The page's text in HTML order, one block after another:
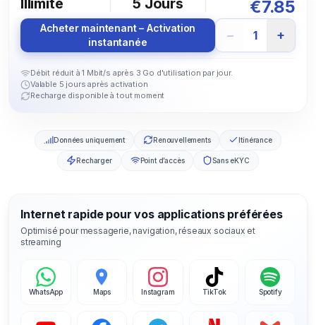
Illimité 5 Jours €7.85
Acheter maintenant – Activation
instantanée
− 1 +
Débit réduit à 1 Mbit/s après 3 Go d'utilisation par jour.
Valable 5 jours après activation
Recharge disponible à tout moment
Données uniquement Renouvellements Itinérance
Recharger Point d’accès Sans eKYC
Internet rapide pour vos applications préférées
Optimisé pour messagerie, navigation, réseaux sociaux et
streaming
WhatsApp Maps Instagram TikTok Spotify